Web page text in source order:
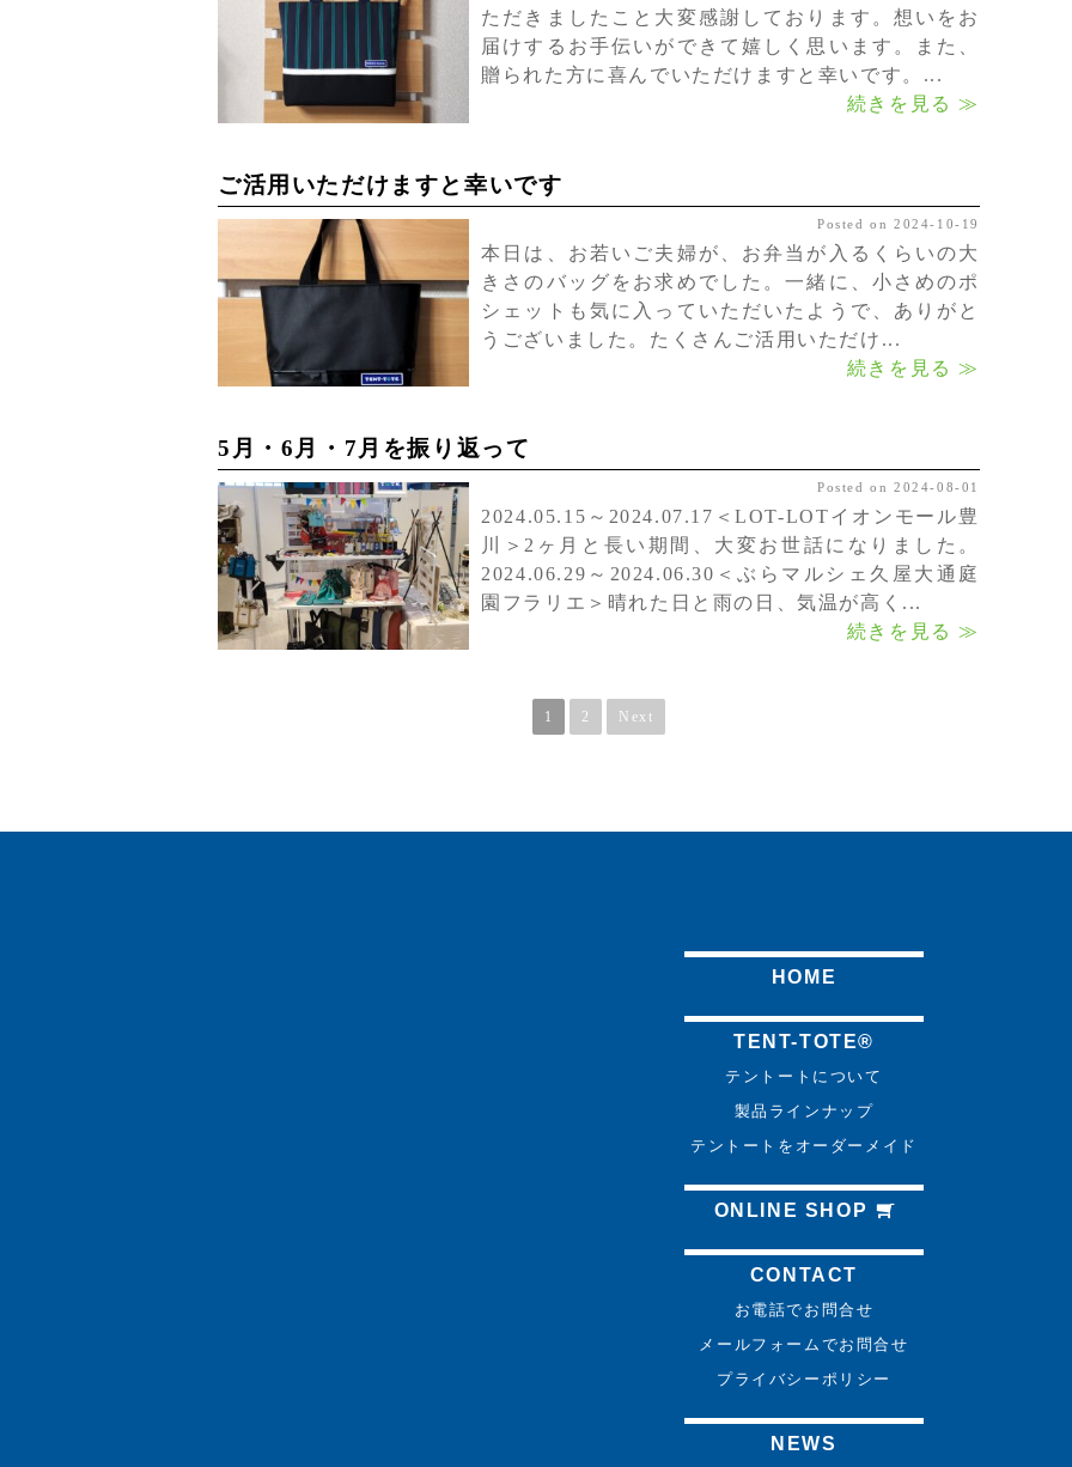
ただきましたこと大変感謝しております。想いをお
届けするお手伝いができて嬉しく思います。また、
贈られた方に喜んでいただけますと幸いです。...
続きを見る ≫
ご活用いただけますと幸いです
Posted on 2024-10-19
本日は、お若いご夫婦が、お弁当が入るくらいの大
きさのバッグをお求めでした。一緒に、小さめのポ
シェットも気に入っていただいたようで、ありがと
うございました。たくさんご活用いただけ...
続きを見る ≫
5月・6月・7月を振り返って
Posted on 2024-08-01
2024.05.15～2024.07.17＜LOT-LOTイオンモール豊
川＞2ヶ月と長い期間、大変お世話になりました。
2024.06.29～2024.06.30＜ぶらマルシェ久屋大通庭
園フラリエ＞晴れた日と雨の日、気温が高く...
続きを見る ≫
1 2 Next
HOME
TENT-TOTE®
テントートについて
製品ラインナップ
テントートをオーダーメイド
ONLINE SHOP
CONTACT
お電話でお問合せ
メールフォームでお問合せ
プライバシーポリシー
NEWS